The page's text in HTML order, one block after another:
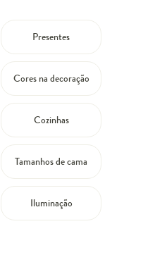
Presentes
Cores na decoração
Cozinhas
Tamanhos de cama
Iluminação